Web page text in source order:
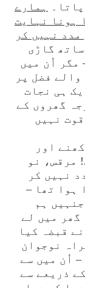
ہمارے
ہونا نہایت
نہیں کر
گاڑی
مگر اُن میں
فضل پر
ہی نجات
گھروں کے
نہیں
اور
مرقس، نو
نہیں کر
ہوا تھا –
ہم
گھر میں لے
قبضہ کیا
نوجوان
– اُن میں سے
ذریعے سے